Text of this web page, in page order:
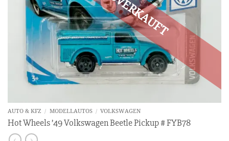
AUTO & KFZ / MODELLAUTOS / VOLKSWAGEN
Hot Wheels ’49 Volkswagen Beetle Pickup # FYB78